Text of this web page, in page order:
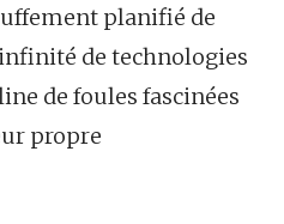
planifié de
de technologies
de foules fascinées
propre